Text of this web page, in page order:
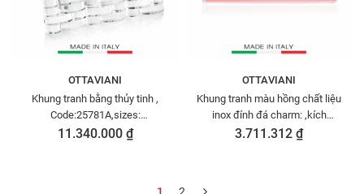
OTTAVIANI
Khung tranh bằng thủy tinh ,
Code:25781A,sizes:
7x4,5x8,8inch,nhãn hiệu :
11.340.000 ₫
OTTAVIANI
Khung tranh màu hồng chất liệu
inox đính đá charm: ,kích
thước:10 cmx15 cm ,
3.711.312 ₫